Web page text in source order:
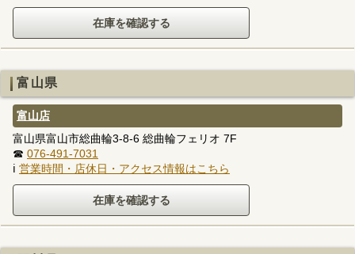
富山県
富山店
富山県富山市総曲輪3-8-6 総曲輪フェリオ 7F
☎ 076-491-7031
ℹ 営業時間・店休日・アクセス情報はこちら